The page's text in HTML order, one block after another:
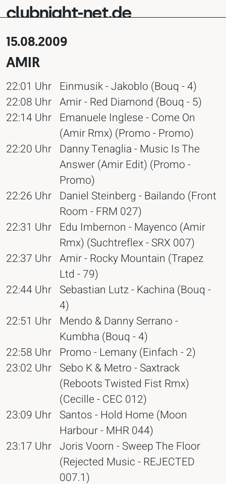
clubnight-net.de
15.08.2009
AMIR
22:01 Uhr Einmusik - Jakoblo (Bouq - 4)
22:08 Uhr Amir - Red Diamond (Bouq - 5)
22:14 Uhr Emanuele Inglese - Come On
(Amir Rmx) (Promo - Promo)
22:20 Uhr Danny Tenaglia - Music Is The
Answer (Amir Edit) (Promo -
Promo)
22:26 Uhr Daniel Steinberg - Bailando (Front
Room - FRM 027)
22:31 Uhr Edu Imbernon - Mayenco (Amir
Rmx) (Suchtreflex - SRX 007)
22:37 Uhr Amir - Rocky Mountain (Trapez
Ltd - 79)
22:44 Uhr Sebastian Lutz - Kachina (Bouq -
4)
22:51 Uhr Mendo & Danny Serrano -
Kumbha (Bouq - 4)
22:58 Uhr Promo - Lemany (Einfach - 2)
23:02 Uhr Sebo K & Metro - Saxtrack
(Reboots Twisted Fist Rmx)
(Cecille - CEC 012)
23:09 Uhr Santos - Hold Home (Moon
Harbour - MHR 044)
23:17 Uhr Joris Voorn - Sweep The Floor
(Rejected Music - REJECTED
007.1)